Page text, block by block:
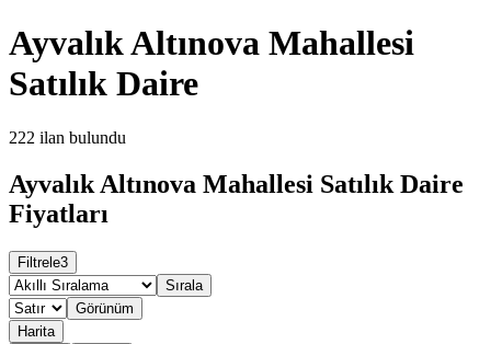
Ayvalık Altınova Mahallesi
Satılık Daire
222 ilan bulundu
Ayvalık Altınova Mahallesi Satılık Daire
Fiyatları
Filtrele3
Sırala
Görünüm
Harita